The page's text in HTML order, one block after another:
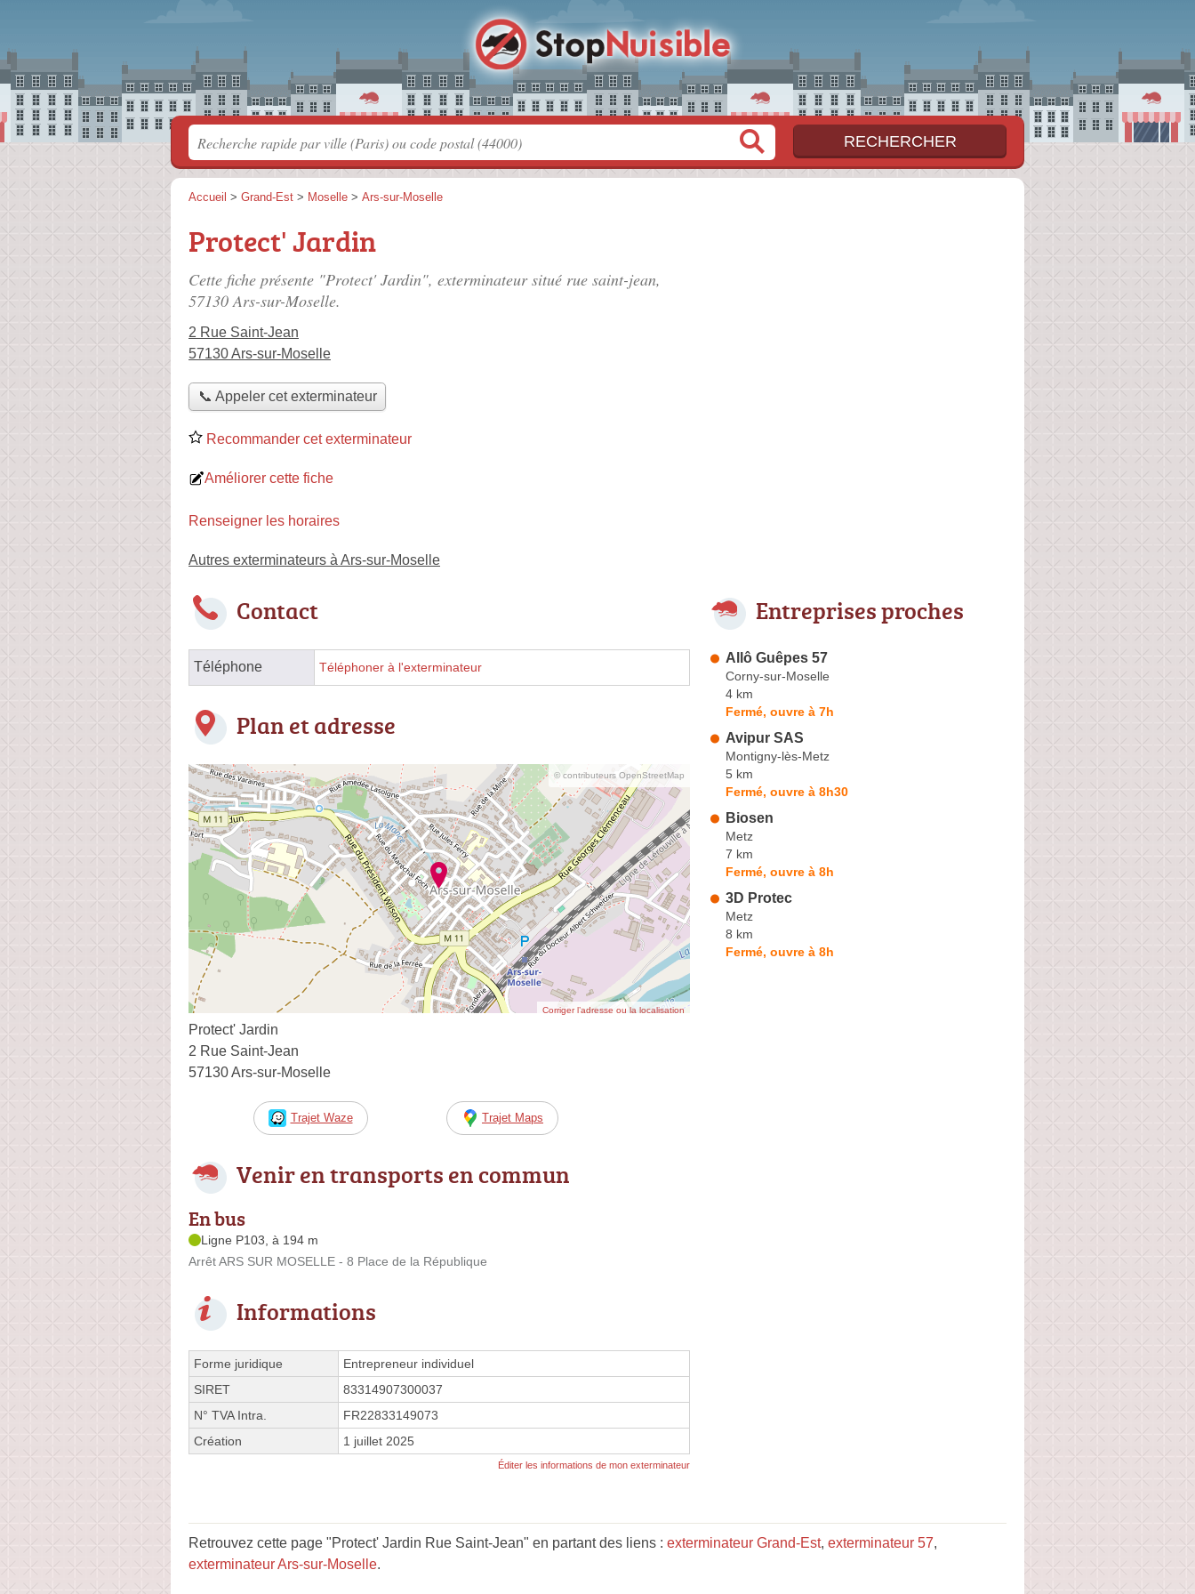
Accueil > Grand-Est > Moselle > Ars-sur-Moselle
Protect' Jardin
Cette fiche présente "Protect' Jardin", exterminateur situé rue saint-jean,
57130 Ars-sur-Moselle.
2 Rue Saint-Jean
57130 Ars-sur-Moselle
📞 Appeler cet exterminateur
Recommander cet exterminateur
Améliorer cette fiche
Renseigner les horaires
Autres exterminateurs à Ars-sur-Moselle
Contact
Téléphone Téléphoner à l'exterminateur
Plan et adresse
© contributeurs OpenStreetMap
Corriger l’adresse ou la localisation
Protect' Jardin
2 Rue Saint-Jean
57130 Ars-sur-Moselle
Trajet Waze Trajet Maps
Venir en transports en commun
En bus
Ligne P103, à 194 m
Arrêt ARS SUR MOSELLE - 8 Place de la République
Informations
Forme juridique
Entrepreneur individuel
SIRET
83314907300037
N° TVA Intra.
FR22833149073
Création
1 juillet 2025
Éditer les informations de mon exterminateur
Entreprises proches
Allô Guêpes 57
Corny-sur-Moselle
4 km
Fermé, ouvre à 7h
Avipur SAS
Montigny-lès-Metz
5 km
Fermé, ouvre à 8h30
Biosen
Metz
7 km
Fermé, ouvre à 8h
3D Protec
Metz
8 km
Fermé, ouvre à 8h
Retrouvez cette page "Protect' Jardin Rue Saint-Jean" en partant des liens : exterminateur Grand-Est, exterminateur 57,
exterminateur Ars-sur-Moselle.